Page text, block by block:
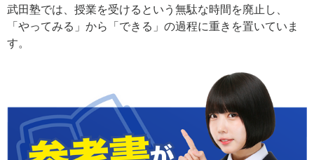
武田塾では、授業を受けるという無駄な時間を廃止し、
「やってみる」から「できる」の過程に重きを置いていま
す。